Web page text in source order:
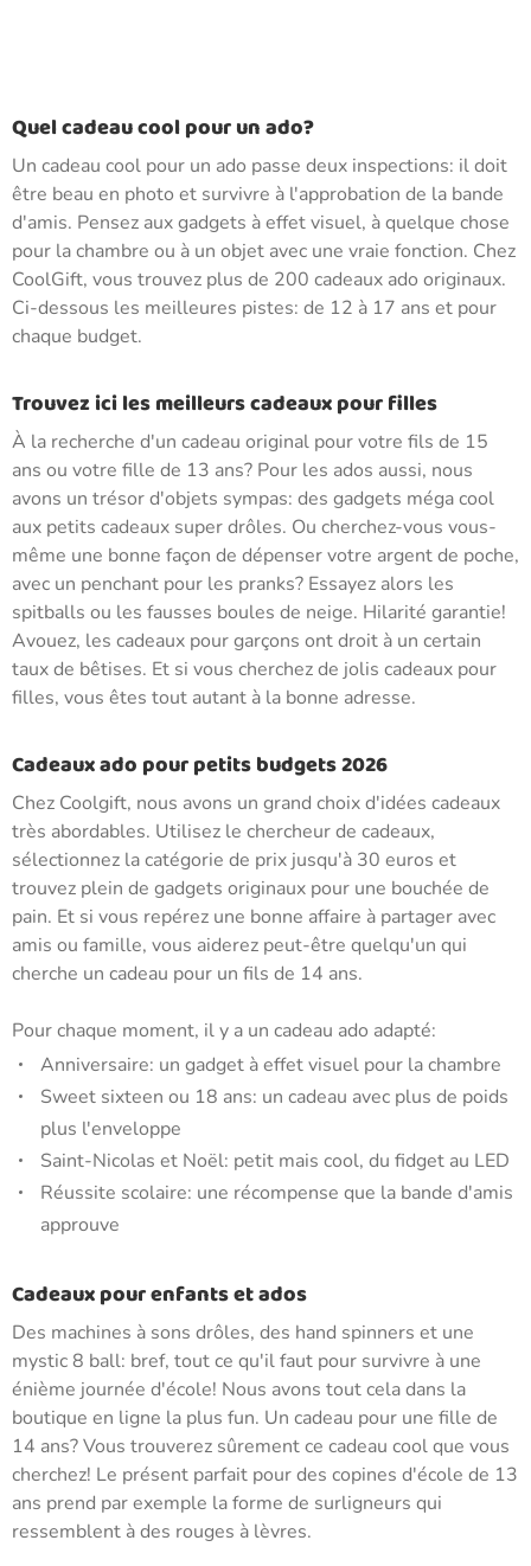
Quel cadeau cool pour un ado?
Un cadeau cool pour un ado passe deux inspections: il doit
être beau en photo et survivre à l'approbation de la bande
d'amis. Pensez aux gadgets à effet visuel, à quelque chose
pour la chambre ou à un objet avec une vraie fonction. Chez
CoolGift, vous trouvez plus de 200 cadeaux ado originaux.
Ci-dessous les meilleures pistes: de 12 à 17 ans et pour
chaque budget.
Trouvez ici les meilleurs cadeaux pour filles
À la recherche d'un cadeau original pour votre fils de 15
ans ou votre fille de 13 ans? Pour les ados aussi, nous
avons un trésor d'objets sympas: des gadgets méga cool
aux petits cadeaux super drôles. Ou cherchez-vous vous-
même une bonne façon de dépenser votre argent de poche,
avec un penchant pour les pranks? Essayez alors les
spitballs ou les fausses boules de neige. Hilarité garantie!
Avouez, les cadeaux pour garçons ont droit à un certain
taux de bêtises. Et si vous cherchez de jolis cadeaux pour
filles, vous êtes tout autant à la bonne adresse.
Cadeaux ado pour petits budgets 2026
Chez Coolgift, nous avons un grand choix d'idées cadeaux
très abordables. Utilisez le chercheur de cadeaux,
sélectionnez la catégorie de prix jusqu'à 30 euros et
trouvez plein de gadgets originaux pour une bouchée de
pain. Et si vous repérez une bonne affaire à partager avec
amis ou famille, vous aiderez peut-être quelqu'un qui
cherche un cadeau pour un fils de 14 ans.
Pour chaque moment, il y a un cadeau ado adapté:
Anniversaire: un gadget à effet visuel pour la chambre
Sweet sixteen ou 18 ans: un cadeau avec plus de poids
plus l'enveloppe
Saint-Nicolas et Noël: petit mais cool, du fidget au LED
Réussite scolaire: une récompense que la bande d'amis
approuve
Cadeaux pour enfants et ados
Des machines à sons drôles, des hand spinners et une
mystic 8 ball: bref, tout ce qu'il faut pour survivre à une
énième journée d'école! Nous avons tout cela dans la
boutique en ligne la plus fun. Un cadeau pour une fille de
14 ans? Vous trouverez sûrement ce cadeau cool que vous
cherchez! Le présent parfait pour des copines d'école de 13
ans prend par exemple la forme de surligneurs qui
ressemblent à des rouges à lèvres.